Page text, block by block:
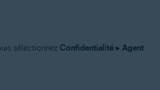
sélectionnez Confidentialité ▸ Agent